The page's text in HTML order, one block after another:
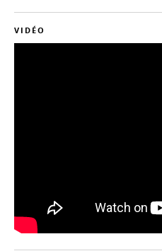
VIDÉO